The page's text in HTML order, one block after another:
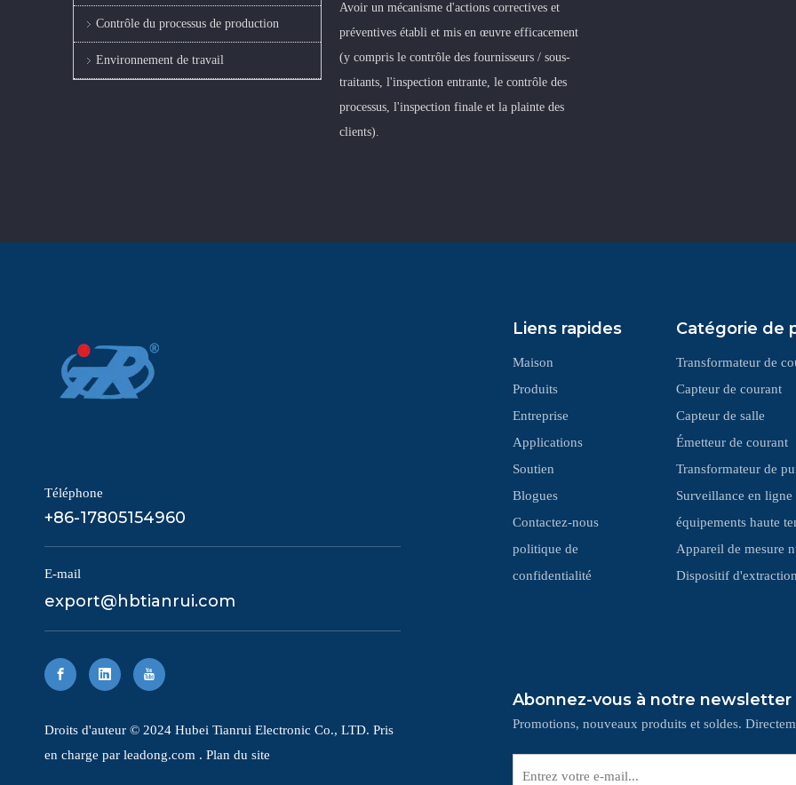
Contrôle du processus de production
Environnement de travail
Avoir un mécanisme d'actions correctives et
préventives établi et mis en œuvre efficacement
(y compris le contrôle des fournisseurs / sous-
traitants, l'inspection entrante, le contrôle des
processus, l'inspection finale et la plainte des
clients).
Téléphone
+86-17805154960
E-mail
export@hbtianrui.com
​Droits d'auteur © 2024 Hubei Tianrui Electronic Co., LTD. Pris
en charge par leadong.com . Plan du site
Liens rapides
Maison
Produits
Entreprise
Applications
Soutien
Blogues
Contactez-nous
politique de
confidentialité
Catégorie de
Transformateur de
Capteur de courant
Capteur de salle
Émetteur de courant
Transformateur de
Surveillance en ligne
équipements haute
Appareil de mesure
‌Dispositif
Abonnez-vous à notre newsletter
Promotions, nouveaux produits et soldes.